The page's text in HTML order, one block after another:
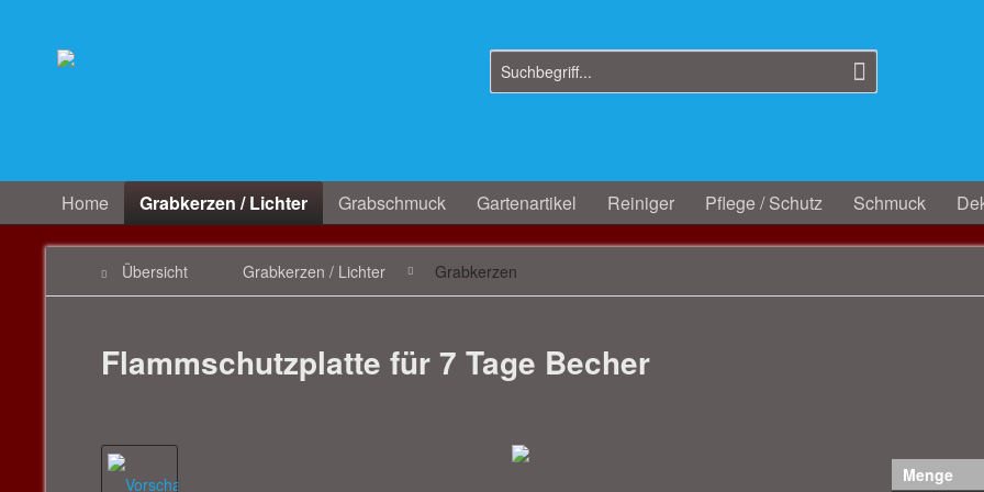
Home Grabkerzen / Lichter Grabschmuck Gartenartikel Reiniger Pflege / Schutz Schmuck
Übersicht Grabkerzen / Lichter Grabkerzen
Flammschutzplatte für 7 Tage Becher
Menge